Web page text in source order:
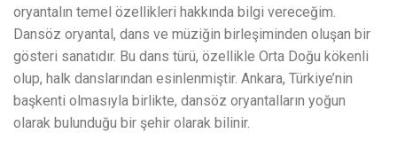
oryantalın temel özellikleri hakkında bilgi vereceğim.
Dansöz oryantal, dans ve müziğin birleşiminden oluşan bir
gösteri sanatıdır. Bu dans türü, özellikle Orta Doğu kökenli
olup, halk danslarından esinlenmiştir. Ankara, Türkiye’nin
başkenti olmasıyla birlikte, dansöz oryantalların yoğun
olarak bulunduğu bir şehir olarak bilinir.